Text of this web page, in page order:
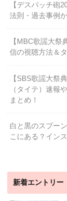
【デスパッチ砲
法則・過去事例
【MBC歌謡大祭
信の視聴方法＆
【SBS歌謡大祭
（タイテ）速報
まとめ！
白と黒のスプー
こにある？イン
新着エントリー